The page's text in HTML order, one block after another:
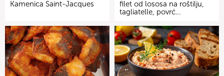
Kamenica Saint-Jacques
filet od lososa na roštilju,
tagliatelle, povrć…